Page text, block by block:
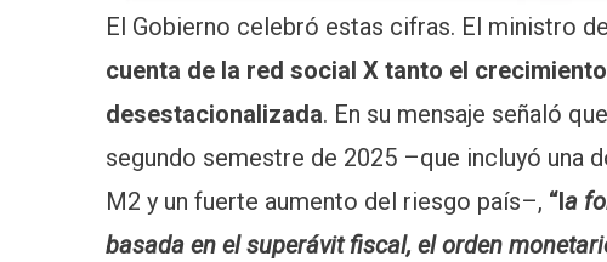
El Gobierno celebró estas cifras. El ministro
cuenta de la red social X tanto el
desestacionalizada. En su mensaje señaló
segundo semestre de 2025 –que incluyó una
M2 y un fuerte aumento del riesgo país–, “la
basada en el superávit fiscal, el orden